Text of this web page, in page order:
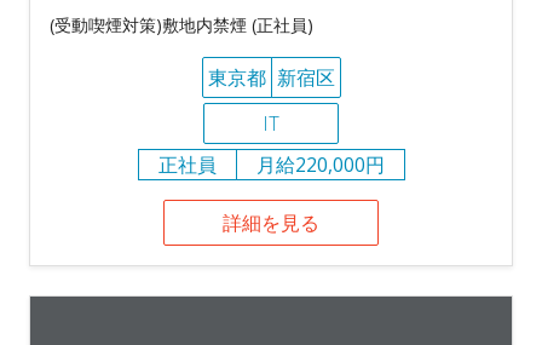
(受動喫煙対策)敷地内禁煙 (正社員)
東京都 新宿区
IT
正社員
月給220,000円
詳細を見る